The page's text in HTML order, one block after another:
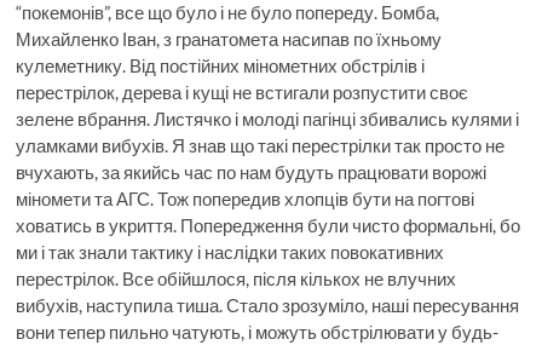
“покемонів”, все що було і не було попереду. Бомба,
Михайленко Іван, з гранатомета насипав по їхньому
кулеметнику. Від постійних мінометних обстрілів і
перестрілок, дерева і кущі не встигали розпустити своє
зелене вбрання. Листячко і молоді пагінці збивались кулями і
уламками вибухів. Я знав що такі перестрілки так просто не
вчухають, за якийсь час по нам будуть працювати ворожі
міномети та АГС. Тож попередив хлопців бути на погтові
ховатись в укриття. Попередження були чисто формальні, бо
ми і так знали тактику і наслідки таких повокативних
перестрілок. Все обійшлося, після кількох не влучних
вибухів, наступила тиша. Стало зрозуміло, наші пересування
вони тепер пильно чатують, і можуть обстрілювати у будь-